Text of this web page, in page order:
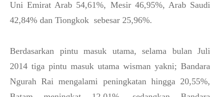
Uni Emirat Arab 54,61%, Mesir 46,95%, Arab Saudi
42,84% dan Tiongkok sebesar 25,96%.
Berdasarkan pintu masuk utama, selama bulan Juli
2014 tiga pintu masuk utama wisman yakni; Bandara
Ngurah Rai mengalami peningkatan hingga 20,55%,